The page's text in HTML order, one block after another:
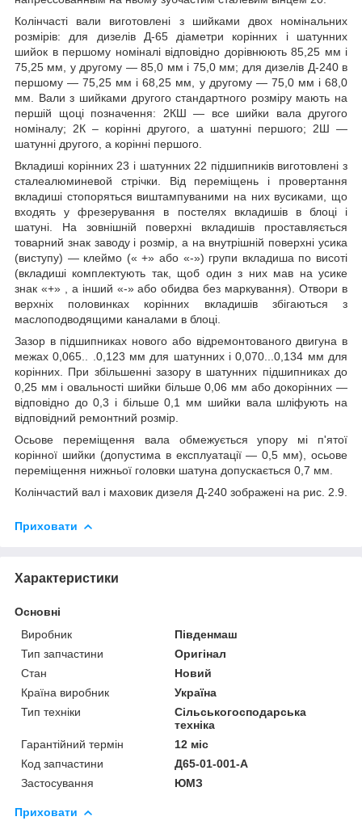
Колінчасті вали виготовлені з шийками двох номінальних
розмірів: для дизелів Д-65 діаметри корінних і шатунних
шийок в першому номіналі відповідно дорівнюють 85,25 мм і
75,25 мм, у другому ― 85,0 мм і 75,0 мм; для дизелів Д-240 в
першому ― 75,25 мм і 68,25 мм, у другому ― 75,0 мм і 68,0
мм. Вали з шийками другого стандартного розміру мають на
першій щоці позначення: 2КШ ― все шийки вала другого
номіналу; 2К – корінні другого, а шатунні першого; 2Ш ―
шатунні другого, а корінні першого.
Вкладиші корінних 23 і шатунних 22 підшипників виготовлені з
сталеалюминевой стрічки. Від переміщень і провертання
вкладиші стопоряться виштампуваними на них вусиками, що
входять у фрезерування в постелях вкладишів в блоці і
шатуні. На зовнішній поверхні вкладишів проставляється
товарний знак заводу і розмір, а на внутрішній поверхні усика
(виступу) ― клеймо (« +» або «-») групи вкладиша по висоті
(вкладиші комплектують так, щоб один з них мав на усике
знак «+» , а інший «-» або обидва без маркування). Отвори в
верхніх половинках корінних вкладишів збігаються з
маслоподводящими каналами в блоці.
Зазор в підшипниках нового або відремонтованого двигуна в
межах 0,065.. .0,123 мм для шатунних і 0,070...0,134 мм для
корінних. При збільшенні зазору в шатунних підшипниках до
0,25 мм і овальності шийки більше 0,06 мм або докорінних ―
відповідно до 0,3 і більше 0,1 мм шийки вала шліфують на
відповідний ремонтний розмір.
Осьове переміщення вала обмежується упору мі п'ятої
корінної шийки (допустима в експлуатації ― 0,5 мм), осьове
переміщення нижньої головки шатуна допускається 0,7 мм.
Колінчастий вал і маховик дизеля Д-240 зображені на рис. 2.9.
Приховати
Характеристики
Основні
Виробник
Південмаш
Тип запчастини
Оригінал
Стан
Новий
Країна виробник
Україна
Тип техніки
Сільськогосподарська
техніка
Гарантійний термін
12 міс
Код запчастини
Д65-01-001-А
Застосування
ЮМЗ
Приховати